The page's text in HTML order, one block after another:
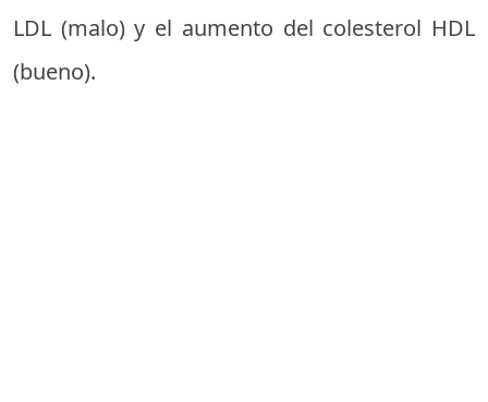
LDL (malo) y el aumento del colesterol HDL
(bueno).